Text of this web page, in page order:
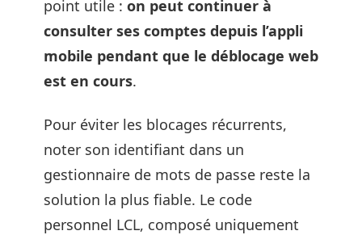
point utile : on peut continuer à
consulter ses comptes depuis l’appli
mobile pendant que le déblocage web
est en cours.
Pour éviter les blocages récurrents,
noter son identifiant dans un
gestionnaire de mots de passe reste la
solution la plus fiable. Le code
personnel LCL, composé uniquement